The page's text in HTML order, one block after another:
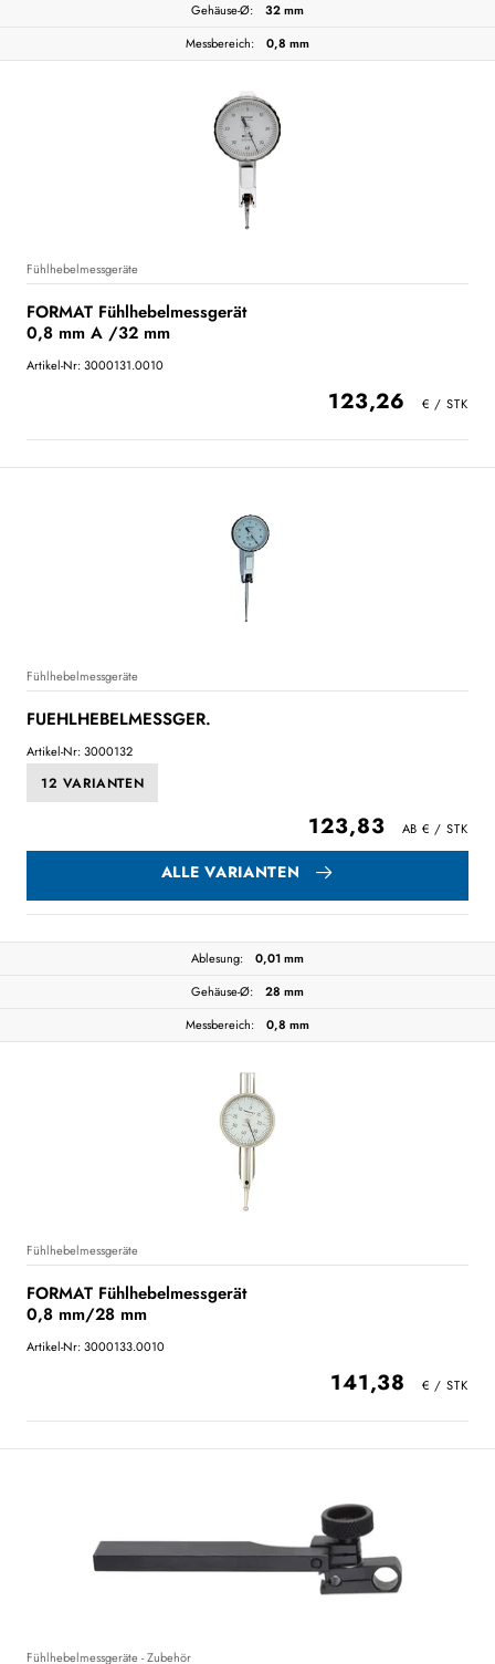
Gehäuse-Ø:
32 mm
Messbereich:
0,8 mm
Fühlhebelmessgeräte
FORMAT Fühlhebelmessgerät
0,8 mm A /32 mm
Artikel-Nr: 3000131.0010
123,26
Fühlhebelmessgeräte
FUEHLHEBELMESSGER.
Artikel-Nr: 3000132
12 VARIANTEN
123,83
ALLE VARIANTEN
Ablesung:
0,01 mm
Gehäuse-Ø:
28 mm
Messbereich:
0,8 mm
Fühlhebelmessgeräte
FORMAT Fühlhebelmessgerät
0,8 mm/28 mm
Artikel-Nr: 3000133.0010
141,38
Fühlhebelmessgeräte - Zubehör